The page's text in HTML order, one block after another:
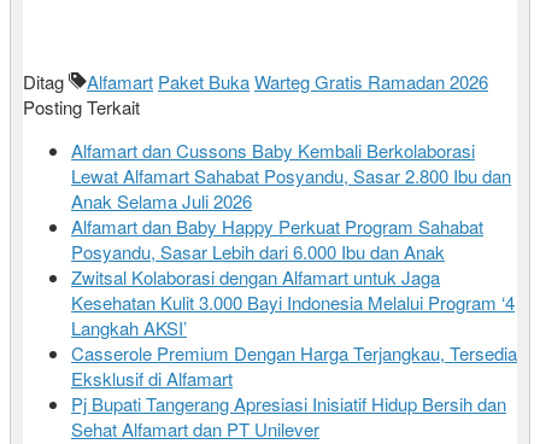
Ditag Alfamart Paket BukaWarteg Gratis Ramadan 2026
Posting Terkait
Alfamart dan Cussons Baby Kembali Berkolaborasi
Lewat Alfamart Sahabat Posyandu, Sasar 2.800 Ibu dan
Anak Selama Juli 2026
Alfamart dan Baby Happy Perkuat Program Sahabat
Posyandu, Sasar Lebih dari 6.000 Ibu dan Anak
Zwitsal Kolaborasi dengan Alfamart untuk Jaga
Kesehatan Kulit 3.000 Bayi Indonesia Melalui Program ‘4
Langkah AKSI’
Casserole Premium Dengan Harga Terjangkau, Tersedia
Eksklusif di Alfamart
Pj Bupati Tangerang Apresiasi Inisiatif Hidup Bersih dan
Sehat Alfamart dan PT Unilever